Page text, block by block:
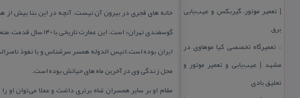
| تعمیر موتور، گیربكس و عیب‌یابی
برق
:: تعمیرگاه تخصصی كیا موهاوی در
مشهد | عیب‌یابی و تعمیر موتور و
تعلیق بادی
خانه های قجری در بیرون آن نیست. آنچه در این بنا بیش از
گوسفندی تهران»
محل زندگی وی در آخرین ماه های حیاتش بوده است.
مقام او بر سایر همسران شاه برتری داشت و عملا می‌توان او